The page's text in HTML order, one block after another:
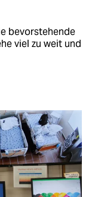
bevorstehende
viel zu weit und